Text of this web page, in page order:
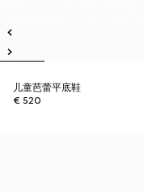
儿童芭蕾平底鞋
€ 520